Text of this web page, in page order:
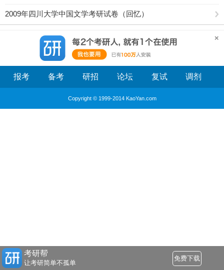
2009年四川大学中国文学考研试卷（回忆）
报考 备考 研招 论坛 复试 调剂
Copyright © 1999-2014 KaoYan.com
考研帮
让考研简单不孤单
免费下载